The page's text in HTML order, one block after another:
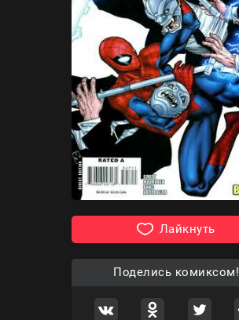
Лайкнуть
Поделись комиксом!